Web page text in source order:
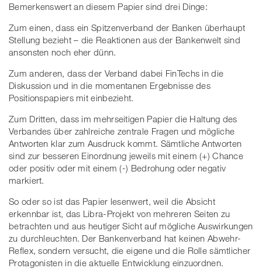
Bemerkenswert an diesem Papier sind drei Dinge:
Zum einen, dass ein Spitzenverband der Banken überhaupt
Stellung bezieht – die Reaktionen aus der Bankenwelt sind
ansonsten noch eher dünn.
Zum anderen, dass der Verband dabei FinTechs in die
Diskussion und in die momentanen Ergebnisse des
Positionspapiers mit einbezieht.
Zum Dritten, dass im mehrseitigen Papier die Haltung des
Verbandes über zahlreiche zentrale Fragen und mögliche
Antworten klar zum Ausdruck kommt. Sämtliche Antworten
sind zur besseren Einordnung jeweils mit einem (+) Chance
oder positiv oder mit einem (-) Bedrohung oder negativ
markiert.
So oder so ist das Papier lesenwert, weil die Absicht
erkennbar ist, das Libra-Projekt von mehreren Seiten zu
betrachten und aus heutiger Sicht auf mögliche Auswirkungen
zu durchleuchten. Der Bankenverband hat keinen Abwehr-
Reflex, sondern versucht, die eigene und die Rolle sämtlicher
Protagonisten in die aktuelle Entwicklung einzuordnen.